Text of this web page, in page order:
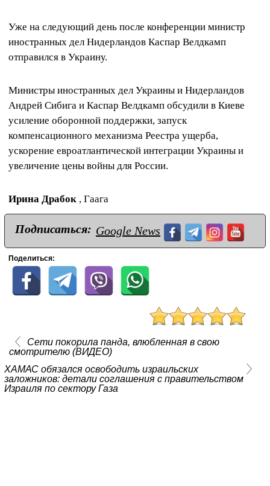
Уже на следующий день после конференции министр
иностранных дел Нидерландов Каспар Велдкамп
отправился в Украину.
Министры иностранных дел Украины и Нидерландов
Андрей Сибига и Каспар Велдкамп обсудили в Киеве
усиление оборонной поддержки, запуск
компенсационного механизма Реестра ущерба,
ускорение евроатлантической интеграции Украины и
увеличение цены войны для России.
Ирина Драбок , Гаага
Подписаться: Google News
Поделиться:
Сети покорила панда, влюбленная в свою
смотрителю (ВИДЕО)
ХАМАС обязался освободить израильских
заложников: детали соглашения с правительством
Израиля по сектору Газа